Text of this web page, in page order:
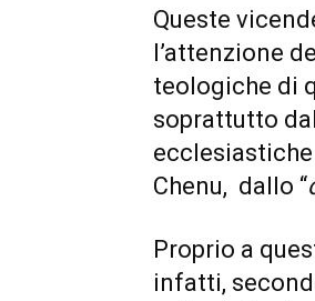
Queste
l’attenzione
teologiche di
soprattutto
Chenu, dallo “
Proprio a
infatti,